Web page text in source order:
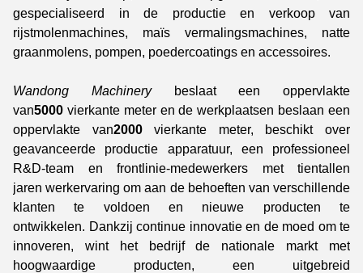
gespecialiseerd in de productie en verkoop van
rijstmolenmachines, maïs vermalingsmachines, natte
graanmolens, pompen, poedercoatings en accessoires.
Wandong Machinerybeslaat een oppervlakte
van5000 vierkante meter en de werkplaatsen beslaan een
oppervlakte van2000vierkante meter, beschikt over
geavanceerde productie apparatuur, een professioneel
R&D-team en frontlinie-medewerkers met tientallen
jaren werkervaring om aan de behoeften van verschillende
klanten te voldoen en nieuwe producten te
ontwikkelen. Dankzij continue innovatie en de moed om te
innoveren, wint het bedrijf de nationale markt met
hoogwaardige producten, een uitgebreid